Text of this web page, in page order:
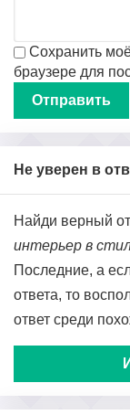
Сохранить
браузере для
Не уверен в
Найди верный
интерьер в
Последние, а
ответа, то
ответ среди